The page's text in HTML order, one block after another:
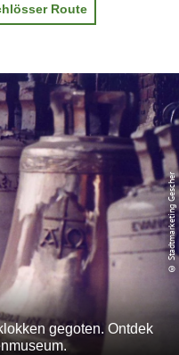
Route
gegoten. Ontdek
© Stadtmarketing Gescher